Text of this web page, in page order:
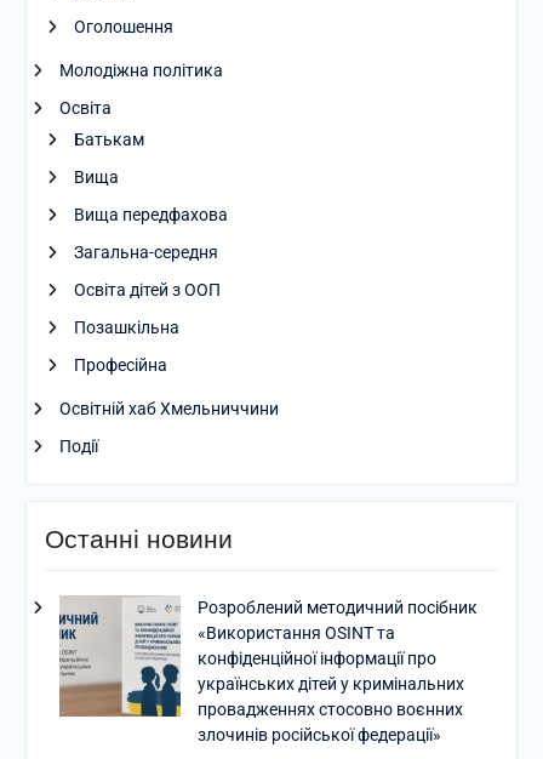
Оголошення
Молодіжна політика
Освіта
Батькам
Вища
Вища передфахова
Загальна-середня
Освіта дітей з ООП
Позашкільна
Професійна
Освітній хаб Хмельниччини
Події
Останні новини
Розроблений методичний посібник
«Використання OSINT та
конфіденційної інформації про
українських дітей у кримінальних
провадженнях стосовно воєнних
злочинів російської федерації»